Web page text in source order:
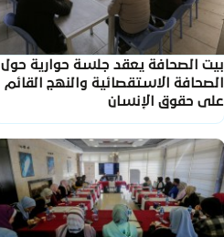
بيت الصحافة يعقد جلسة حوارية حول
الصحافة الاستقصائية والنهج القائم
على حقوق الإنسان